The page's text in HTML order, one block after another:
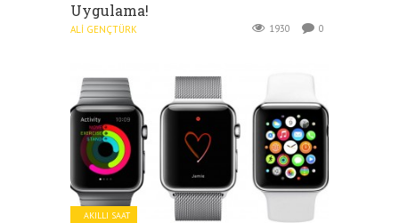
Uygulama!
ALI GENÇTÜRK 1930 0
AKILLI SAAT